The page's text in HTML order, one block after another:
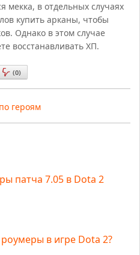
мекка, в отдельных случаях
купить арканы, чтобы
Однако в этом случае
восстанавливать ХП.
(0)
героям
патча 7.05 в Dota 2
в игре Dota 2?